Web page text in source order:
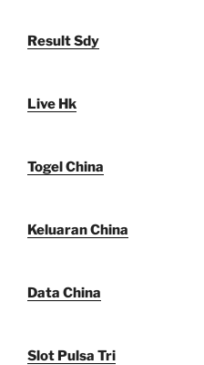
Result Sdy
Live Hk
Togel China
Keluaran China
Data China
Slot Pulsa Tri